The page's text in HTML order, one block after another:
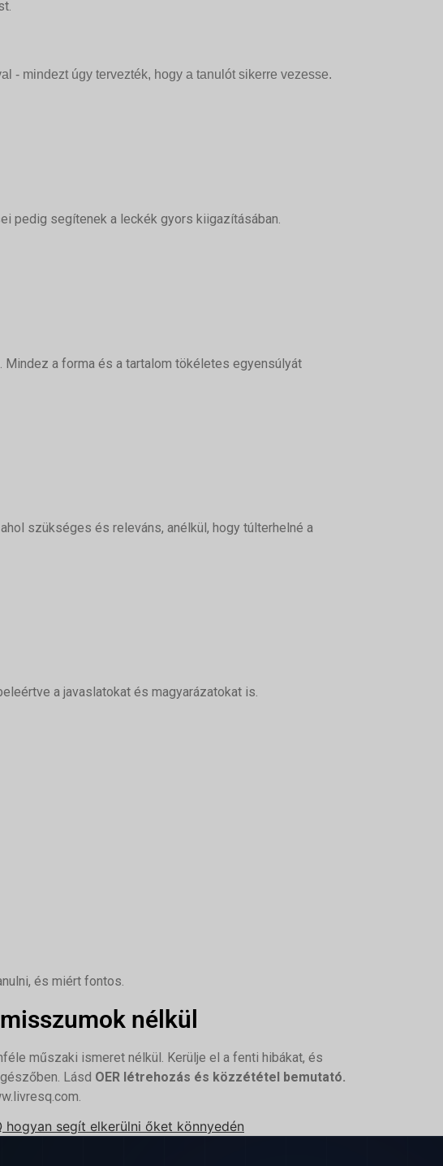
- mindezt úgy tervezték, hogy a tanulót sikerre vezesse.
pedig segítenek a leckék gyors kiigazításában.
a forma és a tartalom tökéletes egyensúlyát
szükséges és releváns, anélkül, hogy túlterhelné a
a javaslatokat és magyarázatokat is.
és miért fontos.
nélkül
műszaki ismeret nélkül. Kerülje el a fenti hibákat, és
Lásd OER létrehozás és közzététel bemutató.
.
segít elkerülni őket könnyedén